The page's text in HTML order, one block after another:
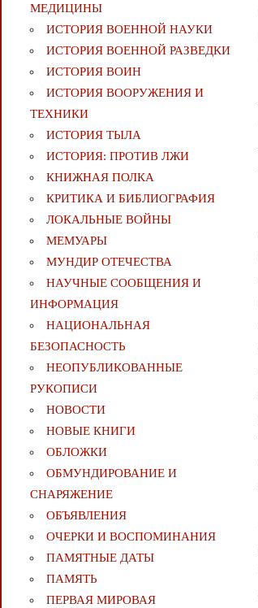
МЕДИЦИНЫ
ИСТОРИЯ ВОЕННОЙ НАУКИ
ИСТОРИЯ ВОЕННОЙ РАЗВЕДКИ
ИСТОРИЯ ВОИН
ИСТОРИЯ ВООРУЖЕНИЯ И
ТЕХНИКИ
ИСТОРИЯ ТЫЛА
ИСТОРИЯ: ПРОТИВ ЛЖИ
КНИЖНАЯ ПОЛКА
КРИТИКА И БИБЛИОГРАФИЯ
ЛОКАЛЬНЫЕ ВОЙНЫ
МЕМУАРЫ
МУНДИР ОТЕЧЕСТВА
НАУЧНЫЕ СООБЩЕНИЯ И
ИНФОРМАЦИЯ
НАЦИОНАЛЬНАЯ
БЕЗОПАСНОСТЬ
НЕОПУБЛИКОВАННЫЕ
РУКОПИСИ
НОВОСТИ
НОВЫЕ КНИГИ
ОБЛОЖКИ
ОБМУНДИРОВАНИЕ И
СНАРЯЖЕНИЕ
ОБЪЯВЛЕНИЯ
ОЧЕРКИ И ВОСПОМИНАНИЯ
ПАМЯТНЫЕ ДАТЫ
ПАМЯТЬ
ПЕРВАЯ МИРОВАЯ